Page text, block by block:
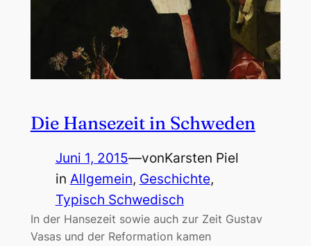
Die Hansezeit in Schweden
Juni 1, 2015—vonKarsten Piel
in Allgemein, Geschichte
Typisch Schwedisch
In der Hansezeit sowie auch zur Zeit Gustav
Vasas und der Reformation kamen